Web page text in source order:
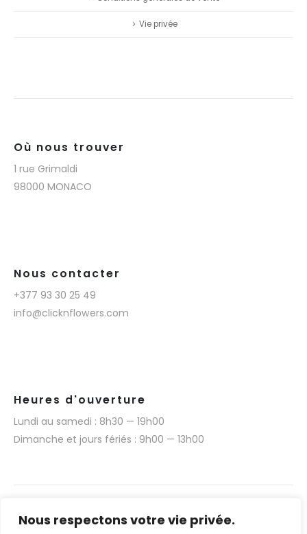
Nous respectons votre vie privée.
Vie privée
Où nous trouver
1 rue Grimaldi
98000 MONACO
Nous contacter
+377 93 30 25 49
info@clicknflowers.com
Heures d'ouverture
Lundi au samedi : 8h30 — 19h00
Dimanche et jours fériés : 9h00 — 13h00